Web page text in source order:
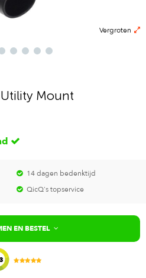
Vergroten
Mount
14 dagen bedenktijd
QicQ's topservice
EN BESTEL